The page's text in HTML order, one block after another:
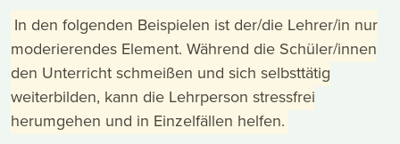
In den folgenden Beispielen ist der/die Lehrer/in nur
moderierendes Element. Während die Schüler/innen
den Unterricht schmeißen und sich selbsttätig
weiterbilden, kann die Lehrperson stressfrei
herumgehen und in Einzelfällen helfen.